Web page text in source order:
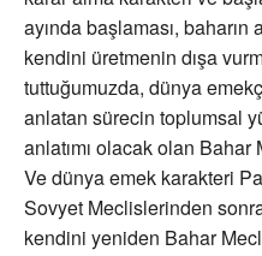
ayında başlaması, baharın
kendini üretmenin dışa
tuttuğumuzda, dünya
anlatan sürecin toplumsal
anlatımı olacak olan Bahar
Ve dünya emek karakteri
Sovyet Meclislerinden
kendini yeniden Bahar